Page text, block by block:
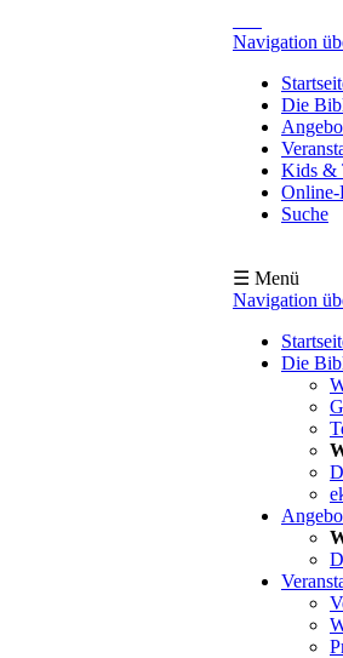
Navigation
Die
Kids &
Online-
Suche
☰ Menü
Navigation
Die